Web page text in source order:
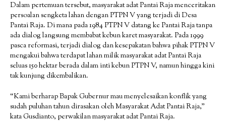
Dalam pertemuan tersebut, masyarakat adat Pantai Raja menceritakan
persoalan sengketa lahan dengan PTPN V yang terjadi di Desa
Pantai Raja. Di mana pada 1984 PTPN V datang ke Pantai Raja tanpa
ada dialog langsung membabat kebun karet masyarakat. Pada 1999
pasca reformasi, terjadi dialog dan kesepakatan bahwa pihak PTPN V
mengakui bahwa terdapat lahan milik masyarakat adat Pantai Raja
seluas 150 hektar berada dalam inti kebun PTPN V, namun hingga kini
tak kunjung dikembalikan.
“Kami berharap Bapak Gubernur mau menyelesaikan konflik yang
sudah puluhan tahun dirasakan oleh Masyarakat Adat Pantai Raja,”
kata Gusdianto, perwakilan masyarakat adat Pantai Raja.